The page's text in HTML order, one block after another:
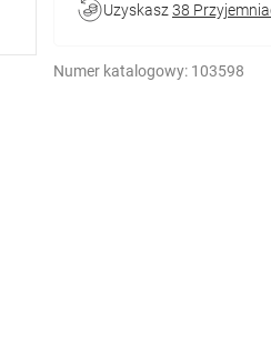
Uzyskasz 38
Numer katalogowy: 103598